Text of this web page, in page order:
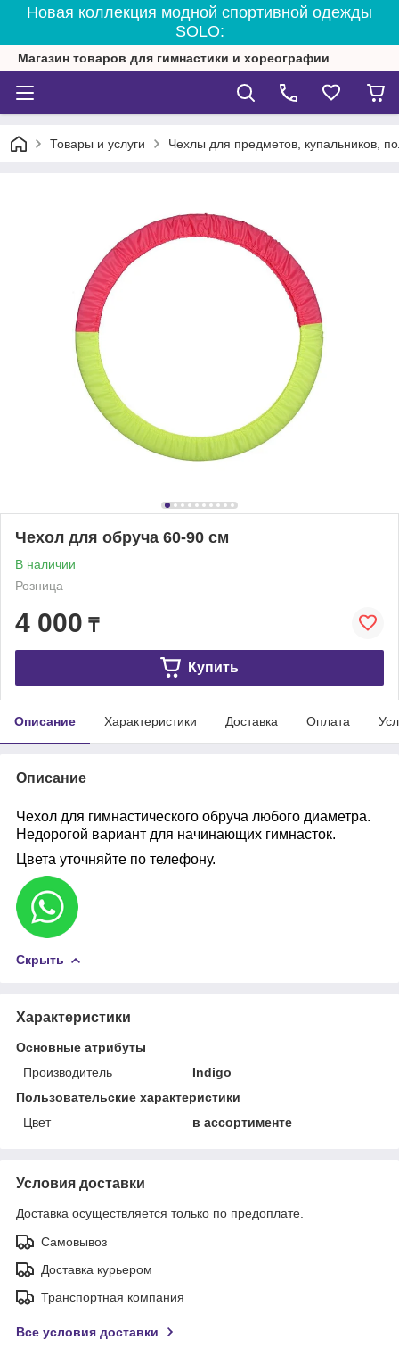
Новая коллекция модной спортивной одежды
SOLO:
Магазин товаров для гимнастики и хореографии
Товары и услуги Чехлы для предметов, купальников,
Чехол для обруча 60-90 см
В наличии
Розница
4 000 ₸
Купить
Описание Характеристики Доставка Оплата
Описание
Чехол для гимнастического обруча любого диаметра.
Недорогой вариант для начинающих гимнасток.
Цвета уточняйте по телефону.
Скрыть
Характеристики
Основные атрибуты
Производитель
Indigo
Пользовательские характеристики
Цвет
в ассортименте
Условия доставки
Доставка осуществляется только по предоплате.
Самовывоз
Доставка курьером
Транспортная компания
Все условия доставки